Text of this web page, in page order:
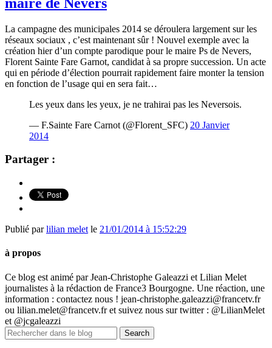
La campagne des municipales 2014 se déroulera largement sur les
réseaux sociaux , c’est maintenant sûr ! Nouvel exemple avec la
création hier d’un compte parodique pour le maire Ps de Nevers,
Florent Sainte Fare Garnot, candidat à sa propre succession. Un acte
qui en période d’élection pourrait rapidement faire monter la tension
en fonction de l’usage qui en sera fait…
Les yeux dans les yeux, je ne trahirai pas les Neversois.
— F.Sainte Fare Carnot (@Florent_SFC) 20 Janvier
2014
Partager :
Publié parlilian melet le 21/01/2014 à 15:52:29
à propos
Ce blog est animé par Jean-Christophe Galeazzi et Lilian Melet
journalistes à la rédaction de France3 Bourgogne. Une réaction, une
information : contactez nous ! jean-christophe.galeazzi@francetv.fr
ou lilian.melet@francetv.fr et suivez nous sur twitter : @LilianMelet
et @jcgaleazzi